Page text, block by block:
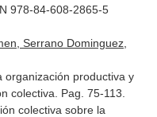
978-84-608-2865-5
Serrano Dominguez,
organización productiva y
colectiva. Pag. 75-113.
colectiva sobre la